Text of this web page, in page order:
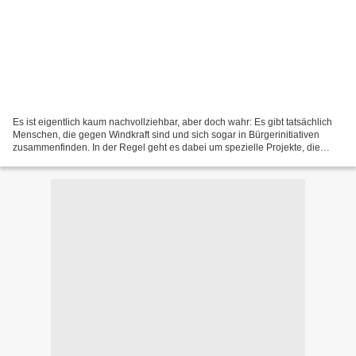
Es ist eigentlich kaum nachvollziehbar, aber doch wahr: Es gibt tatsächlich
Menschen, die gegen Windkraft sind und sich sogar in Bürgerinitiativen
zusammenfinden. In der Regel geht es dabei um spezielle Projekte, die